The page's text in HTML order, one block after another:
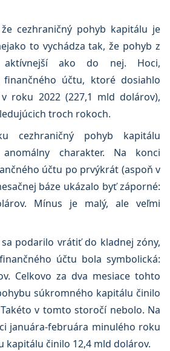
cezhraničný pohyb kapitálu je
to vychádza tak, že pohyb z
ako do nej. Hoci,
finančného účtu, ktoré dosiahlo
roku 2022 (227,1 mld dolárov),
troch rokoch.
cezhraničný pohyb kapitálu
charakter. Na konci
účtu po prvýkrát (aspoň v
báze ukázalo byť záporné:
Mínus je malý, ale veľmi
podarilo vrátiť do kladnej zóny,
účtu bola symbolická:
Celkovo za dva mesiace tohto
súkromného kapitálu činilo
v tomto storočí nebolo. Na
januára-februára minulého roku
kapitálu činilo 12,4 mld dolárov.